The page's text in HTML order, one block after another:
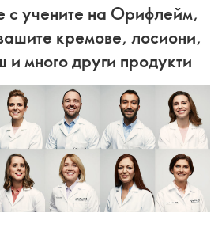
с учените на Орифлейм,
кремове, лосиони,
и много други продукти